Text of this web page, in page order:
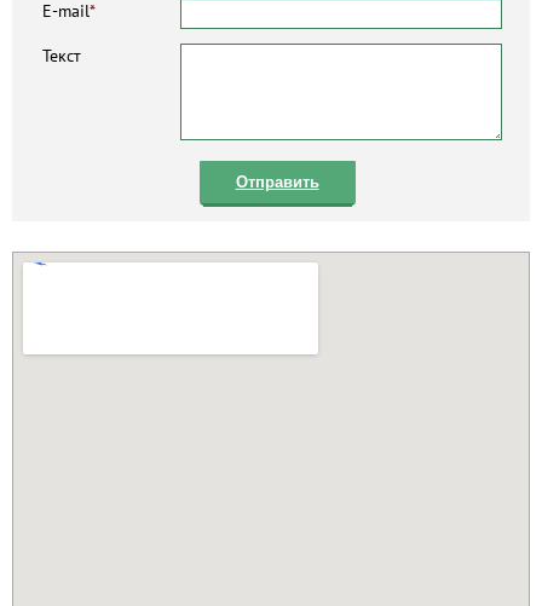
E-mail*
Текст
Отправить